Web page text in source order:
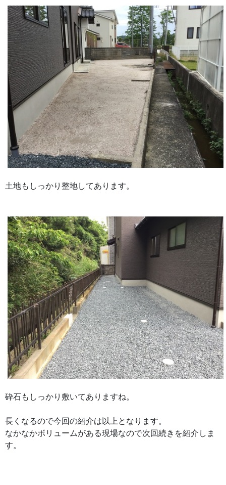
土地もしっかり整地してあります。
砕石もしっかり敷いてありますね。
長くなるので今回の紹介は以上となります。
なかなかボリュームがある現場なので次回続きを紹介しま
す。